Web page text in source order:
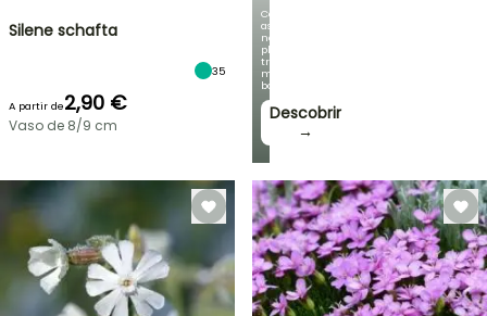
Com
as
nossas
plantas
trepadeiras
mais
bonitas!
Descobrir
→
Silene schafta
35
A partir de2,90 €
Vaso de 8/9 cm